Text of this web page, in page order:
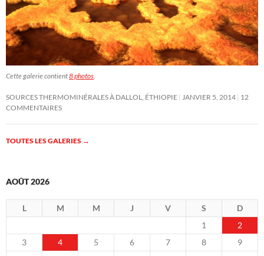
Cette galerie contient8 photos
SOURCES THERMOMINÉRALES À DALLOL, ÉTHIOPIE JANVIER 5, 2014 12
COMMENTAIRES
TOUTES LES GALERIES →
AOÛT 2026
L M M J V S
D
1
2
3
4 5 6 7 8
9